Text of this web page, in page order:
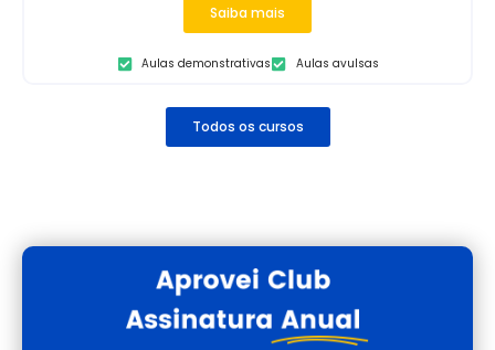
Saiba mais
Aulas demonstrativas Aulas avulsas
Todos os cursos